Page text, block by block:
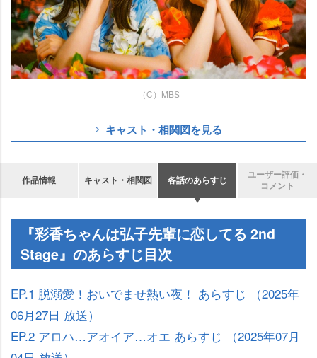
（C）MBS
キャスト・相関図を見る
作品情報 キャスト・相関図 各話のあらすじ
ユーザー評価・
コメント
『彩香ちゃんは弘子先輩に恋してる 2nd
Stage』のあらすじ目次
EP.1 脱溺愛！おいでませ熱い夜！ あらすじ （2025年
06月27日 放送）
EP.2 アロハ…アオイア…オエ あらすじ （2025年07月